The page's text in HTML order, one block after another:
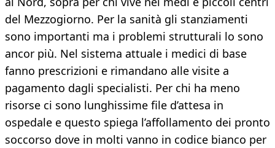
del Mezzogiorno. Per la sanità gli stanziamenti
sono importanti ma i problemi strutturali lo sono
ancor più. Nel sistema attuale i medici di base
fanno prescrizioni e rimandano alle visite a
pagamento dagli specialisti. Per chi ha meno
risorse ci sono lunghissime file d’attesa in
ospedale e questo spiega l’affollamento dei pronto
soccorso dove in molti vanno in codice bianco per